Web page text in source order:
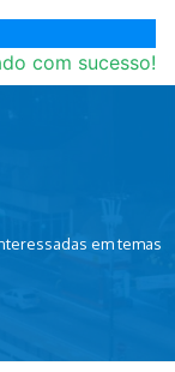
em temas
com sucesso!